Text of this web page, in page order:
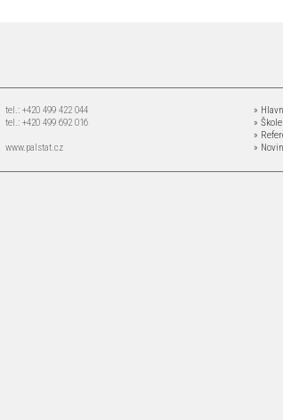
tel.: +420 499 422 044
tel.: +420 499 692 016
www.palstat.cz
»
»
»
»